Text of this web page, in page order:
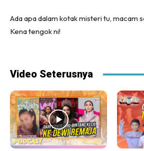
Ada apa dalam kotak misteri tu, macam
Kena tengok ni!
Video Seterusnya